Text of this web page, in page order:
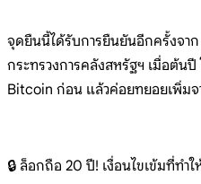
จุดยืนนี้ได้รับการยืนยันอีกครั้งจาก
กระทรวงการคลังสหรัฐฯ เมื่อต้นปี
Bitcoin ก่อน แล้วค่อยทยอยเพิ่มจ
🔒 ล็อกถือ 20 ปี! เงื่อนไขเข้มที่ทำใ